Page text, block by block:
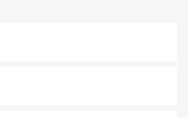
は地元の風情を楽しめる外せないスポット